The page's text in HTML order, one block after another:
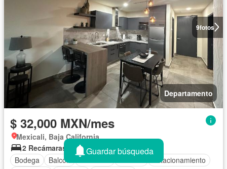
9fotos
Departamento
$ 32,000 MXN/mes
Mexicali, Baja California
2 Recámaras
2 Baños
135 m²
Bodega
Balcón Gimnasio
Estacionamiento
Guardar búsqueda